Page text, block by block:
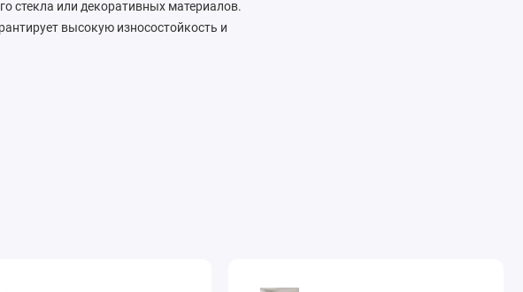
стекла или декоративных материалов.
высокую износостойкость и
системой хранения: вместительными